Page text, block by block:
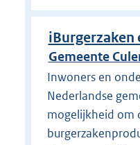
iBurgerzaken
Gemeente
Inwoners en
Nederlandse
mogelijkheid om